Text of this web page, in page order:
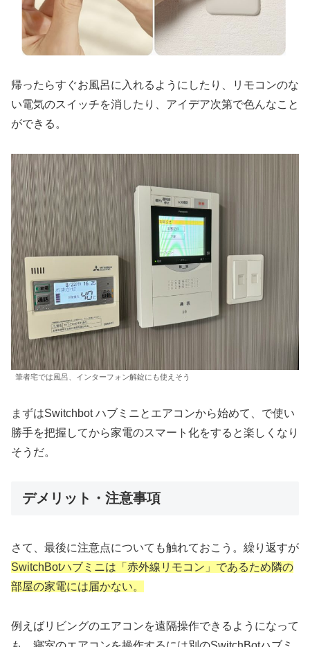
帰ったらすぐお風呂に入れるようにしたり、リモコンのな
い電気のスイッチを消したり、アイデア次第で色んなこと
ができる。
筆者宅では風呂、インターフォン解錠にも使えそう
まずはSwitchbot ハブミニとエアコンから始めて、で使い
勝手を把握してから家電のスマート化をすると楽しくなり
そうだ。
デメリット・注意事項
さて、最後に注意点についても触れておこう。繰り返すが
SwitchBotハブミニは「赤外線リモコン」であるため隣の
部屋の家電には届かない。
例えばリビングのエアコンを遠隔操作できるようになって